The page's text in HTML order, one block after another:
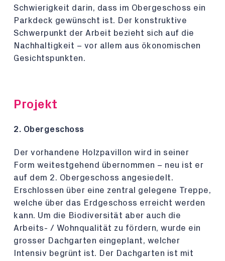
Schwierigkeit darin, dass im Obergeschoss ein
Parkdeck gewünscht ist. Der konstruktive
Schwerpunkt der Arbeit bezieht sich auf die
Nachhaltigkeit – vor allem aus ökonomischen
Gesichtspunkten.
Projekt
2. Obergeschoss
Der vorhandene Holzpavillon wird in seiner
Form weitestgehend übernommen – neu ist er
auf dem 2. Obergeschoss angesiedelt.
Erschlossen über eine zentral gelegene Treppe,
welche über das Erdgeschoss erreicht werden
kann. Um die Biodiversität aber auch die
Arbeits- / Wohnqualität zu fördern, wurde ein
grosser Dachgarten eingeplant, welcher
Intensiv begrünt ist. Der Dachgarten ist mit